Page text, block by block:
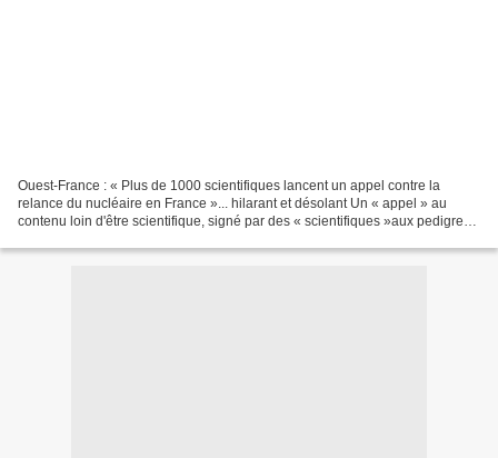
Ouest-France : « Plus de 1000 scientifiques lancent un appel contre la
relance du nucléaire en France »... hilarant et désolant Un « appel » au
contenu loin d'être scientifique, signé par des « scientifiques »aux pedigrees